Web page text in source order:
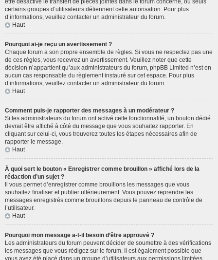
être désactivé le transfert de pièces jointes dans le forum concerné, ou seuls
certains groupes d’utilisateurs détiennent cette autorisation. Pour plus
d’informations, veuillez contacter un administrateur du forum.
Haut
Pourquoi ai-je reçu un avertissement ?
Chaque forum a son propre ensemble de règles. Si vous ne respectez pas une
de ces règles, vous recevrez un avertissement. Veuillez noter que cette
décision n’appartient qu’aux administrateurs du forum, phpBB Limited n’est en
aucun cas responsable du règlement instauré sur cet espace. Pour plus
d’informations, veuillez contacter un administrateur du forum.
Haut
Comment puis-je rapporter des messages à un modérateur ?
Si les administrateurs du forum ont activé cette fonctionnalité, un bouton dédié
devrait être affiché à côté du message que vous souhaitez rapporter. En
cliquant sur celui-ci, vous trouverez toutes les étapes nécessaires afin de
rapporter le message.
Haut
À quoi sert le bouton « Enregistrer comme brouillon » affiché lors de la
rédaction d’un sujet ?
Il vous permet d’enregistrer comme brouillons les messages que vous
souhaitez finaliser et publier ultérieurement. Vous pouvez reprendre les
messages enregistrés comme brouillons depuis le panneau de contrôle de
l’utilisateur.
Haut
Pourquoi mon message a-t-il besoin d’être approuvé ?
Les administrateurs du forum peuvent décider de soumettre à des vérifications
les messages que vous rédigez sur le forum. Il est également possible que
vous ayez été placé dans un groupe d’utilisateurs aux permissions limitées.